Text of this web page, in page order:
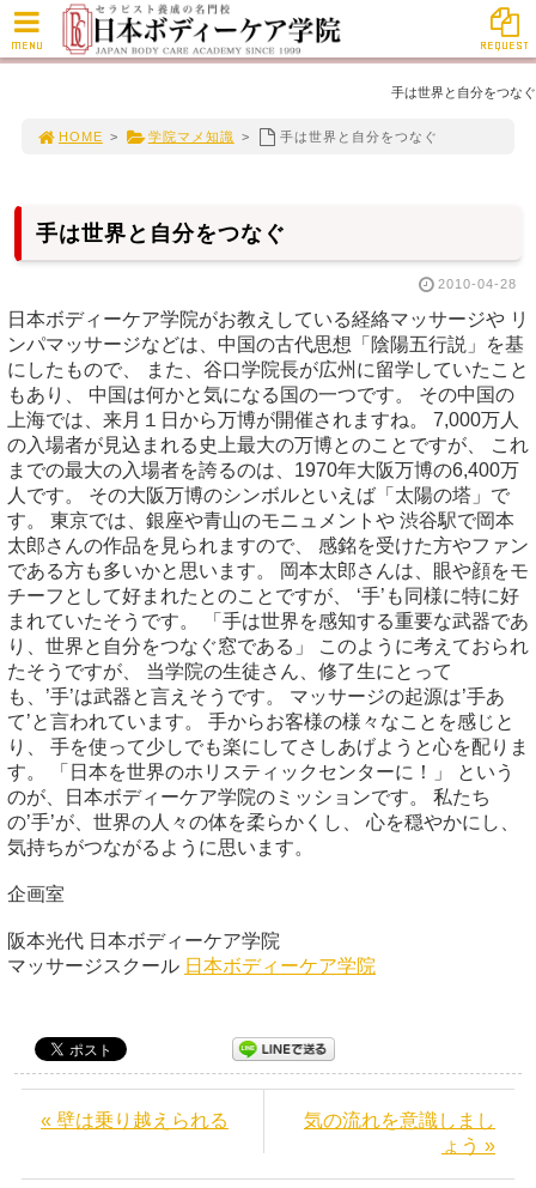
手は世界と自分をつなぐ
HOME > 学院マメ知識 > 手は世界と自分をつなぐ
手は世界と自分をつなぐ
2010-04-28
日本ボディーケア学院がお教えしている経絡マッサージや リ
ンパマッサージなどは、中国の古代思想「陰陽五行説」を基
にしたもので、 また、谷口学院長が広州に留学していたこと
もあり、 中国は何かと気になる国の一つです。 その中国の
上海では、来月１日から万博が開催されますね。 7,000万人
の入場者が見込まれる史上最大の万博とのことですが、 これ
までの最大の入場者を誇るのは、1970年大阪万博の6,400万
人です。 その大阪万博のシンボルといえば「太陽の塔」で
す。 東京では、銀座や青山のモニュメントや 渋谷駅で岡本
太郎さんの作品を見られますので、 感銘を受けた方やファン
である方も多いかと思います。 岡本太郎さんは、眼や顔をモ
チーフとして好まれたとのことですが、 ‘手’も同様に特に好
まれていたそうです。 「手は世界を感知する重要な武器であ
り、世界と自分をつなぐ窓である」 このように考えておられ
たそうですが、 当学院の生徒さん、修了生にとって
も、’手’は武器と言えそうです。 マッサージの起源は’手あ
て’と言われています。 手からお客様の様々なことを感じと
り、 手を使って少しでも楽にしてさしあげようと心を配りま
す。 「日本を世界のホリスティックセンターに！」 という
のが、日本ボディーケア学院のミッションです。 私たち
の’手’が、世界の人々の体を柔らかくし、 心を穏やかにし、
気持ちがつながるように思います。
企画室
阪本光代 日本ボディーケア学院
マッサージスクール 日本ボディーケア学院
« 壁は乗り越えられる
気の流れを意識しまし
ょう »
MENU REQUEST